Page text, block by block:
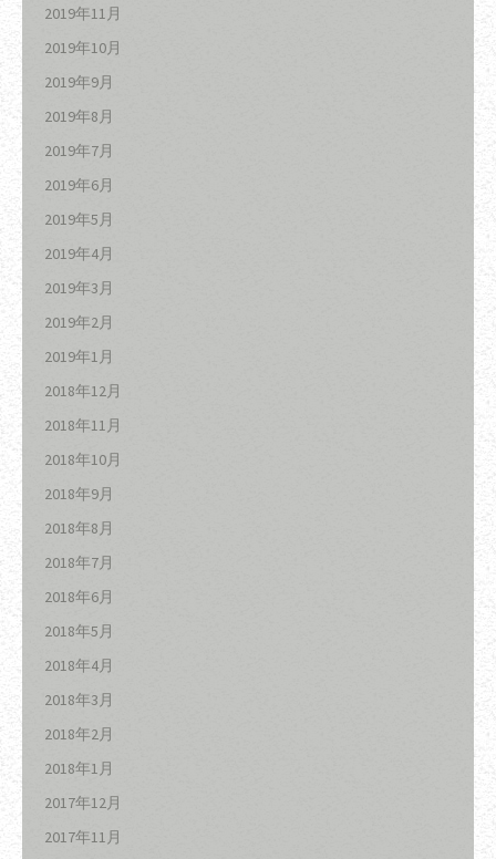
2019年11月
2019年10月
2019年9月
2019年8月
2019年7月
2019年6月
2019年5月
2019年4月
2019年3月
2019年2月
2019年1月
2018年12月
2018年11月
2018年10月
2018年9月
2018年8月
2018年7月
2018年6月
2018年5月
2018年4月
2018年3月
2018年2月
2018年1月
2017年12月
2017年11月